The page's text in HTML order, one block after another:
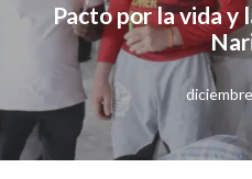
Pacto por la vida y